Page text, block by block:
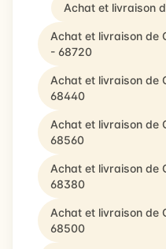
Achat et livraison
Achat et livraison de
- 68720
Achat et livraison de
68440
Achat et livraison de
68560
Achat et livraison de
68380
Achat et livraison de
68500